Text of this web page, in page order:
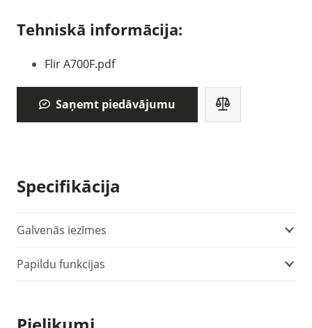
Tehniskā informācija:
Flir A700F.pdf
Saņemt piedāvājumu
Specifikācija
Galvenās iezīmes
Papildu funkcijas